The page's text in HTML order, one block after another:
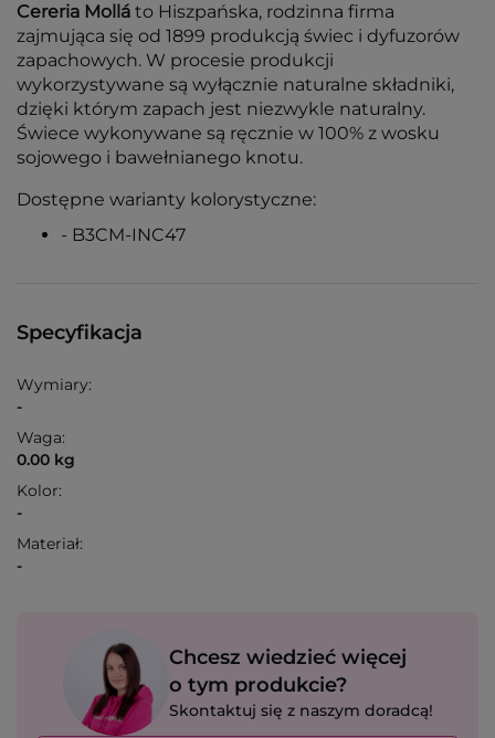
Cereria Mollá to Hiszpańska, rodzinna firma
zajmująca się od 1899 produkcją świec i dyfuzorów
zapachowych. W procesie produkcji
wykorzystywane są wyłącznie naturalne składniki,
dzięki którym zapach jest niezwykle naturalny.
Świece wykonywane są ręcznie w 100% z wosku
sojowego i bawełnianego knotu.
Dostępne warianty kolorystyczne:
- B3CM-INC47
Specyfikacja
Wymiary:
-
Waga:
0.00 kg
Kolor:
-
Materiał:
-
Chcesz wiedzieć więcej
o tym produkcie?
Skontaktuj się z naszym doradcą!